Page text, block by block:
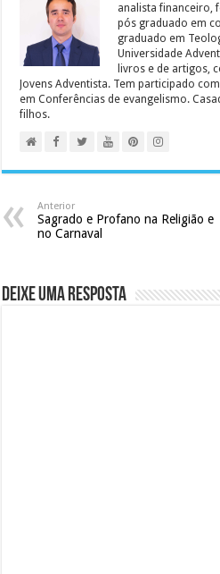
analista financeiro,
pós graduado em
graduado em
Universidade
livros e de artigos,
Jovens Adventista. Tem participado
em Conferências de evangelismo.
filhos.
Anterior
Sagrado e Profano na Religião e
no Carnaval
Deixe uma resposta